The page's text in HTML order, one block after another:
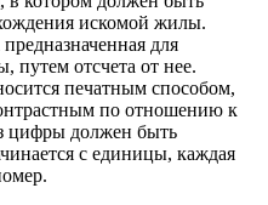
искомой жилы.
для
путем отсчета от нее.
печатным способом,
по отношению к
цифры должен быть
с единицы, каждая